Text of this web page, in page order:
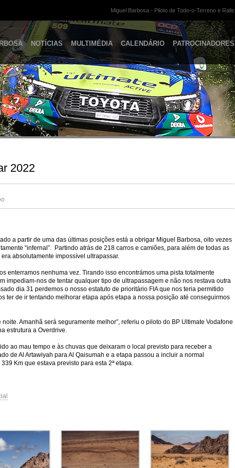
Miguel Barbosa - Piloto de Todo-o-Terreno e Ralis
NOTÍCIAS MULTIMÉDIA CALENDÁRIO PATROCINADORES
2022
a partir de uma das últimas posições está a obrigar Miguel Barbosa, oito vezes
“infernal”. Partindo atrás de 218 carros e camiões, para além de todas as
absolutamente impossível ultrapassar.
enterramos nenhuma vez. Tirando isso encontrámos uma pista totalmente
impediam-nos de tentar qualquer tipo de ultrapassagem e não nos restava outra
dia 31 perdemos o nosso estatuto de prioritário FIA que nos teria permitido
ter de ir tentando melhorar etapa após etapa a nossa posição até conseguirmos
Amanhã será seguramente melhor”, referiu o piloto do BP Ultimate Vodafone
estrutura a Overdrive.
ao mau tempo e às chuvas que deixaram o local previsto para receber a
de Al Artawiyah para Al Qaisumah e a etapa passou a incluir a normal
Km que estava previsto para esta 2ª etapa.